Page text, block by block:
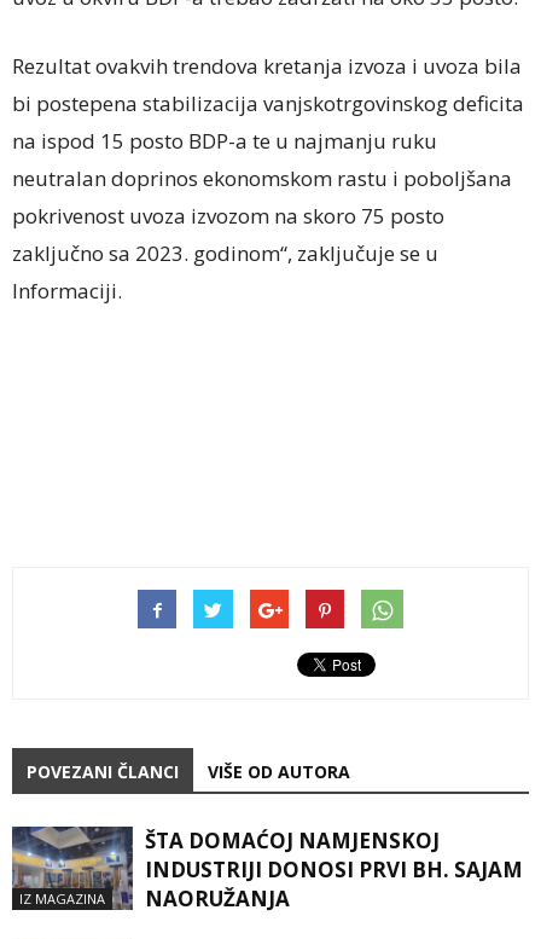
Rezultat ovakvih trendova kretanja izvoza i uvoza bila
bi postepena stabilizacija vanjskotrgovinskog deficita
na ispod 15 posto BDP-a te u najmanju ruku
neutralan doprinos ekonomskom rastu i poboljšana
pokrivenost uvoza izvozom na skoro 75 posto
zaključno sa 2023. godinom“, zaključuje se u
Informaciji.
POVEZANI ČLANCI VIŠE OD AUTORA
IZ MAGAZINA
ŠTA DOMAĆOJ NAMJENSKOJ
INDUSTRIJI DONOSI PRVI BH. SAJAM
NAORUŽANJA